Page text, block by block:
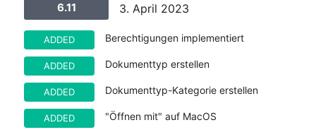
6.11 3. April 2023
ADDED Berechtigungen implementiert
ADDED Dokumenttyp erstellen
ADDED Dokumenttyp-Kategorie erstellen
ADDED "Öffnen mit" auf MacOS